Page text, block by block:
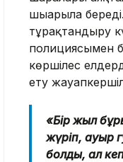
шығарыла
тұрақтандыру
полициясымен
көршілес
ету
«Бір жыл
жүріп, ауыр
болды, ал